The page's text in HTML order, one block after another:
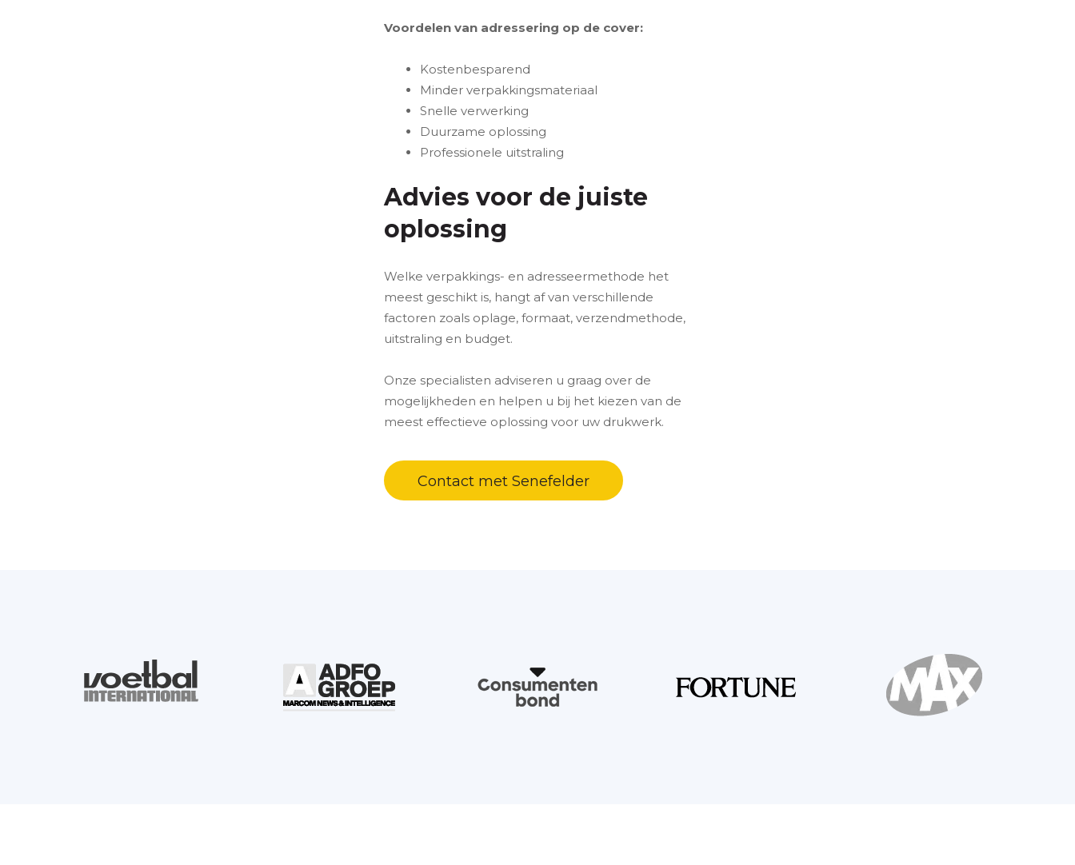
Voordelen van adressering op de cover:
Kostenbesparend
Minder verpakkingsmateriaal
Snelle verwerking
Duurzame oplossing
Professionele uitstraling
Advies voor de juiste
oplossing
Welke verpakkings- en adresseermethode het
meest geschikt is, hangt af van verschillende
factoren zoals oplage, formaat, verzendmethode,
uitstraling en budget.
Onze specialisten adviseren u graag over de
mogelijkheden en helpen u bij het kiezen van de
meest effectieve oplossing voor uw drukwerk.
Contact met Senefelder